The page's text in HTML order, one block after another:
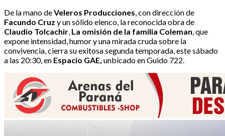
De la mano deVeleros Producciones, con dirección de
Facundo Cruz y un sólido elenco, la reconocida obra de
Claudio Tolcachir, La omisión de la familia Coleman, que
expone intensidad, humor y una mirada cruda sobre la
convivencia, cierra su exitosa segunda temporada, este sábado
a las 20:30, en Espacio GAE, unbicado en Guido 722.